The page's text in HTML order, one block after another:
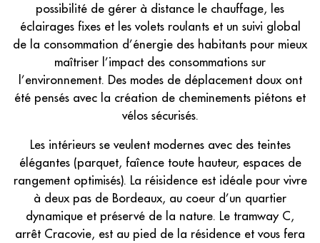
possibilité de gérer à distance le chauffage, les
éclairages fixes et les volets roulants et un suivi global
de la consommation d’énergie des habitants pour mieux
maîtriser l’impact des consommations sur
l’environnement. Des modes de déplacement doux ont
été pensés avec la création de cheminements piétons et
vélos sécurisés.
Les intérieurs se veulent modernes avec des teintes
élégantes (parquet, faîence toute hauteur, espaces de
rangement optimisés). La réisidence est idéale pour vivre
à deux pas de Bordeaux, au coeur d’un quartier
dynamique et préservé de la nature. Le tramway C,
arrêt Cracovie, est au pied de la résidence et vous fera